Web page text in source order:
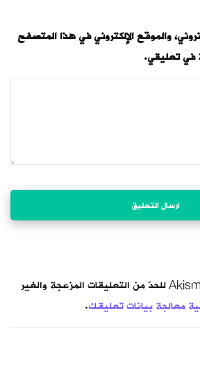
والموقع الإلكتروني في هذا المتصفح
في تعليقي.
هذا الموقع يستخدم Akismet للحدّ من التعليقات المزعجة والغير
معالجة بيانات تعليقك.